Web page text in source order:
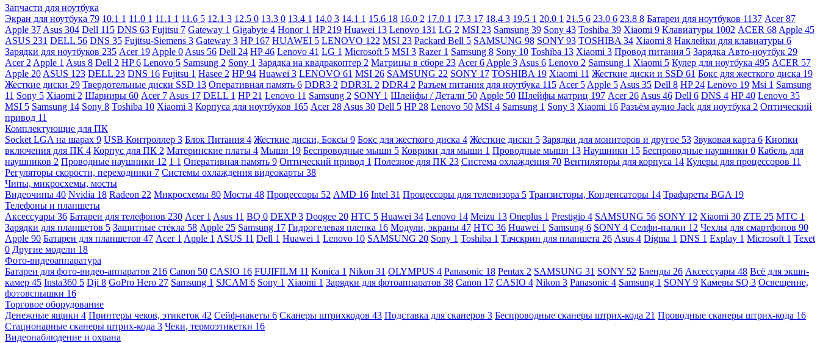
Запчасти для ноутбука
Экран для ноутбука 79 10.1 1 11.0 1 11.1 1 11.6 5 12.1 3 12.5 0 13.3 0 13.4 1 14.0 3 14.1 1 15.6 18 16.0 2 17.0 1 17.3 17 18.4 3 19.5 1 20.0 1 21.5 6 23.0 6 23.8 8 Батареи для ноутбуков 1137 Acer87
Apple 37 Asus 304 Dell 115 DNS 63 Fujitsu 7 Gateway 1 Gigabyte 4 Honor 1 HP 219 Huawei 13 Lenovo 131 LG 2 MSI 23 Samsung 39 Sony 43 Toshiba 39 Xiaomi 9 Клавиатуры 1002 ACER 68 Apple 45
ASUS 231 DELL 56 DNS 35 Fujitsu-Siemens 3 Gateway 3 HP 167 HUAWEI 5 LENOVO 122 MSI 23 Packard Bell 5 SAMSUNG 98 SONY 93 TOSHIBA 34 Xiaomi 8 Наклейки для клавиатуры 6
Зарядки для ноутбуков 235 Acer 19 Apple 0 Asus 56 Dell 24 HP46 Lenovo 41 LG 1 Microsoft 5 MSI 3 Razer 1 Samsung 8 Sony 10 Toshiba 13 Xiaomi 3 Провод питания 5 Зарядка Авто-ноутбук 29
Acer 2 Apple 1 Asus 8 Dell 2 HP6 Lenovo 5 Samsung 2 Sony 1 Зарядка на квадракоптер 2 Матрицы в сборе 23 Acer6 Apple 3 Asus 6 Lenovo 2 Samsung 1 Xiaomi 5 Кулер для ноутбука 495 ACER 57
Apple 20 ASUS 123 DELL 23 DNS 16 Fujitsu 1 Hasee 2 HP94 Huawei 3 LENOVO 61 MSI 26 SAMSUNG 22 SONY 17 TOSHIBA 19 Xiaomi 11 Жесткие диски и SSD 61 Бокс для жесткого диска 19
Жесткие диски 29 Твердотельные диски SSD 13 Оперативная память 6 DDR3 2 DDR3L 2 DDR4 2 Разъем питания для ноутбука 115 Acer 5 Apple 5 Asus 35 Dell 8 HP 24 Lenovo 19 Msi 1 Samsung
11 Sony 5 Xiaomi 2 Шарниры 60 Acer 7 Asus 17 DELL 1 HP 21 Lenovo 11 Samsung 2 SONY 1 Шлейфы / Детали 50 Apple 50 Шлейфы матриц 197 Acer 26 Asus 46 Dell 6 DNS 4 HP40 Lenovo 35
MSI 5 Samsung 14 Sony 8 Toshiba 10 Xiaomi 3 Корпуса для ноутбуков 165 Acer 28 Asus 30 Dell 5 HP 28 Lenovo 50 MSI 4 Samsung 1 Sony 3 Xiaomi 16 Разъём аудио Jack для ноутбука 2 Оптический
привод 11
Комплектующие для ПК
Socket LGA на шарах 9 USB Контроллер 3 Блок Питания 4 Жесткие диски, Боксы 9 Бокс для жесткого диска 4 Жесткие диски 5 Зарядки для мониторов и другое 53 Звуковая карта 6 Кнопки
включения для ПК 4 Корпус для ПК 2 Материнские платы 4 Мыши 19 Беспроводные мыши 5 Коврики для мыши 1 Проводные мыши 13 Наушники 15 Беспроводные наушники 0 Кабель для
наушников 2 Проводные наушники 12 1 1 Оперативная память 9 Оптический привод 1 Полезное для ПК 23 Система охлаждения 70 Вентиляторы для корпуса 14 Кулеры для процессоров 11
Регуляторы скорости, переходники 7 Системы охлаждения видеокарты 38
Чипы, микросхемы, мосты
Видеочипы 40 Nvidia 18 Radeon 22 Микросхемы 80 Мосты 48 Процессоры 52 AMD 16 Intel 31 Процессоры для телевизора 5 Транзисторы, Конденсаторы 14 Трафареты BGA 19
Телефоны и планшеты
Аксессуары 36 Батареи для телефонов 230 Acer 1 Asus 11 BQ 0 DEXP3 Doogee 20 HTC 5 Huawei 34 Lenovo 14 Meizu 13 Oneplus 1 Prestigio 4 SAMSUNG 56 SONY 12 Xiaomi 30 ZTE 25 МТС 1
Зарядки для планшетов 5 Защитные стёкла 58 Apple 25 Samsung 17 Гидрогелевая пленка 16 Модули, экраны 47 HTC 36 Huawei 1 Samsung 6 SONY 4 Селфи-палки 12 Чехлы для смартфонов 90
Apple 90 Батареи для планшетов 47 Acer 1 Apple 1 ASUS 11 Dell 1 Huawei 1 Lenovo 10 SAMSUNG 20 Sony 1 Toshiba 1 Тачскрин для планшета 26 Asus 4 Digma 1 DNS 1 Explay 1 Microsoft 1 Texet
0 Другие модели 18
Фото-видеоаппаратура
Батареи для фото-видео-аппаратов 216 Canon 50 CASIO 16 FUJIFILM 11 Konica 1 Nikon 31 OLYMPUS 4 Panasonic 18 Pentax 2 SAMSUNG 31 SONY 52 Бленды 26 Аксессуары 48 Всё для экшн-
камер 45 Insta360 5 Dji 8 GoPro Hero 27 Samsung 1 SJCAM 6 Sony 1 Xiaomi 1 Зарядки для фотоаппаратов 38 Canon 17 CASIO 4 Nikon 3 Panasonic 4 Samsung 1 SONY 9 Камеры SQ 3 Освещение,
фотовспышки 16
Торговое оборудование
Денежные ящики 4 Принтеры чеков, этикеток 42 Сейф-пакеты 6 Сканеры штрихкодов 43 Подставка для сканеров 3 Беспроводные сканеры штрих-кода 21 Проводные сканеры штрих-кода 16
Стационарные сканеры штрих-кода 3 Чеки, термоэтикетки 16
Видеонаблюдение и охрана